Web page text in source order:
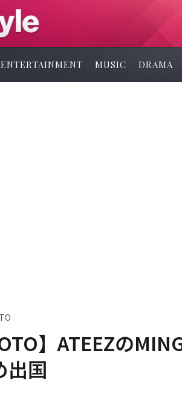
ENTERTAINMENT MUSIC DRAMA
】ATEEZの
出国